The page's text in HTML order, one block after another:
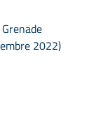
2022)